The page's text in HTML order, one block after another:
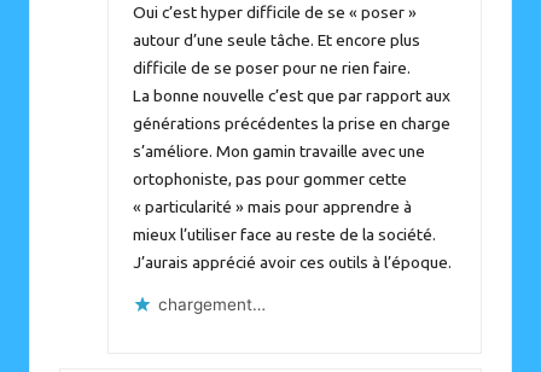
Oui c’est hyper difficile de se « poser »
autour d’une seule tâche. Et encore plus
difficile de se poser pour ne rien faire.
La bonne nouvelle c’est que par rapport aux
générations précédentes la prise en charge
s’améliore. Mon gamin travaille avec une
ortophoniste, pas pour gommer cette
« particularité » mais pour apprendre à
mieux l’utiliser face au reste de la société.
J’aurais apprécié avoir ces outils à l’époque.
chargement…